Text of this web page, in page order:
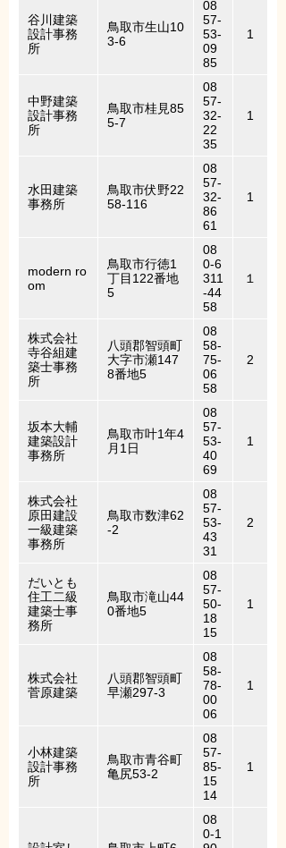
谷川建築
設計事務
所
鳥取市生山10
3-6
08
57-
53-
09
85
1
中野建築
設計事務
所
鳥取市桂見85
5-7
08
57-
32-
22
35
1
水田建築
事務所
鳥取市伏野22
58-116
08
57-
32-
86
61
1
modern ro
om
鳥取市行徳1
丁目122番地
5
08
0-6
311
-44
58
１
株式会社
寺谷組建
築士事務
所
八頭郡智頭町
大字市瀬147
8番地5
08
58-
75-
06
58
2
坂本大輔
建築設計
事務所
鳥取市叶1年4
月1日
08
57-
53-
40
69
1
株式会社
原田建設
一級建築
事務所
鳥取市数津62
-2
08
57-
53-
43
31
2
だいとも
住工二級
建築士事
務所
鳥取市滝山44
0番地5
08
57-
50-
18
15
1
株式会社
菅原建築
八頭郡智頭町
早瀬297-3
08
58-
78-
00
06
1
小林建築
設計事務
所
鳥取市青谷町
亀尻53-2
08
57-
85-
15
14
1
08
0-1